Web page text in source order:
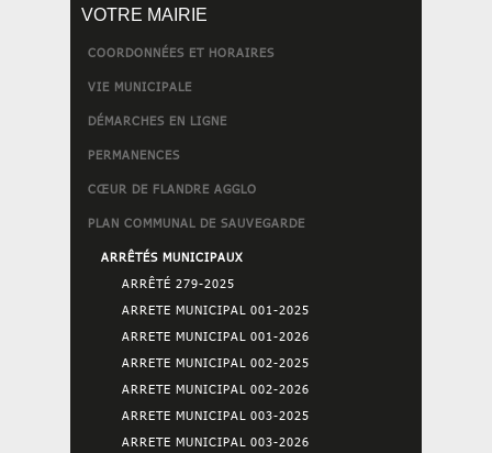
VOTRE MAIRIE
COORDONNÉES ET HORAIRES
VIE MUNICIPALE
DÉMARCHES EN LIGNE
PERMANENCES
CŒUR DE FLANDRE AGGLO
PLAN COMMUNAL DE SAUVEGARDE
ARRÊTÉS MUNICIPAUX
ARRÊTÉ 279-2025
ARRETE MUNICIPAL 001-2025
ARRETE MUNICIPAL 001-2026
ARRETE MUNICIPAL 002-2025
ARRETE MUNICIPAL 002-2026
ARRETE MUNICIPAL 003-2025
ARRETE MUNICIPAL 003-2026